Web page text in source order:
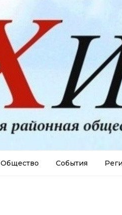
Общество События